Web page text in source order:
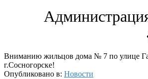
Вниманию жильцов дома № 7 по улице
г.Сосногорске!
Опубликовано в: Новости